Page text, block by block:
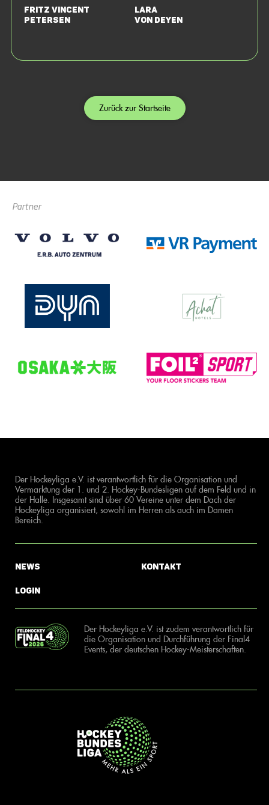
Fritz Vincent
Petersen
Lara
von Deyen
Zurück zur Startseite
Partner
Der Hockeyliga e.V. ist verantwortlich für die Organisation und
Vermarktung der 1. und 2. Hockey-Bundesligen auf dem Feld und in
der Halle. Insgesamt sind über 60 Vereine unter dem Dach der
Hockeyliga organisiert, sowohl im Herren als auch im Damen
Bereich.
News
Login
Kontakt
Der Hockeyliga e.V. ist zudem verantwortlich für
die Organisation und Durchführung der Final4
Events, der deutschen Hockey-Meisterschaften.